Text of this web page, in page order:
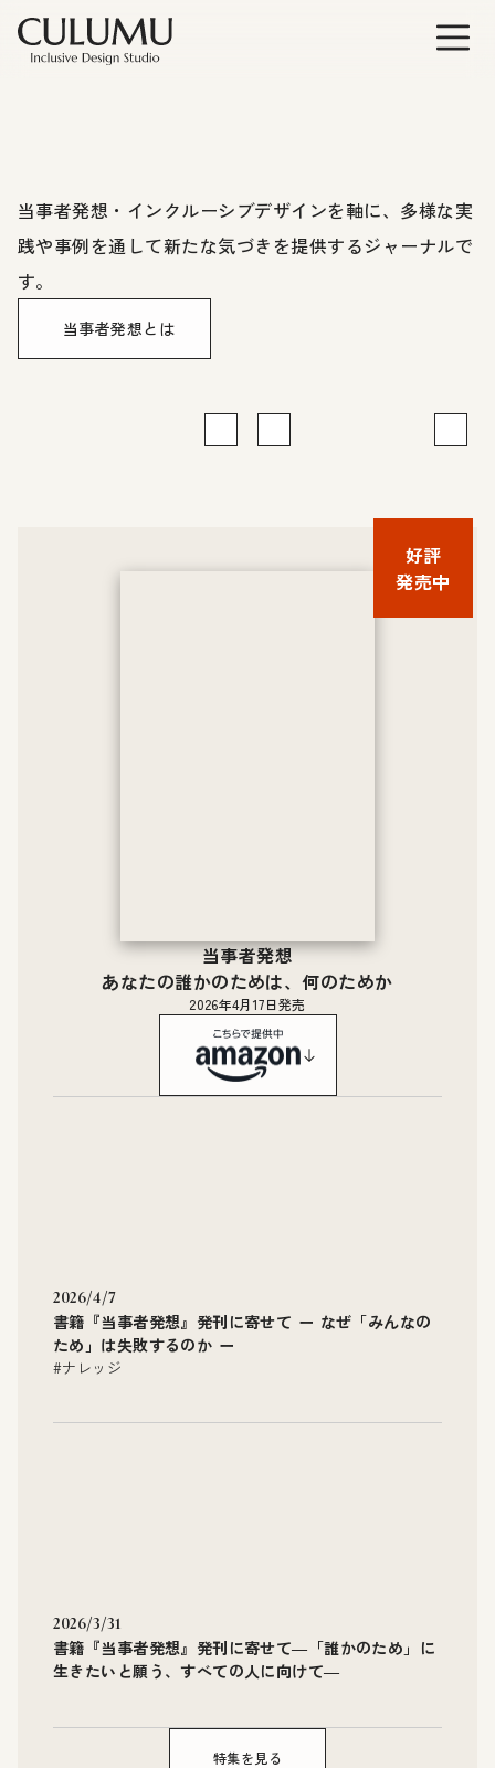
当事者発想・インクルーシブデザインを軸に、多様な実
践や事例を通して新たな気づきを提供するジャーナルで
す。
当事者発想とは
当事者発想
あなたの誰かのためは、何のためか
2026年4月17日発売
書籍『当事者発想』発刊に寄せて ー なぜ「みんなの
ため」は失敗するのか ー
2026/4/7
#ナレッジ
書籍『当事者発想』発刊に寄せて―「誰かのため」に
生きたいと願う、すべての人に向けて―
2026/3/31
特集を見る
好評
発売中